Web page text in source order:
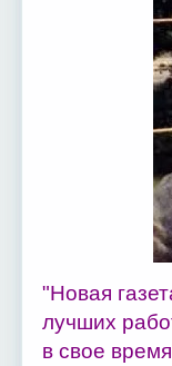
"Новая
лучших
в свое